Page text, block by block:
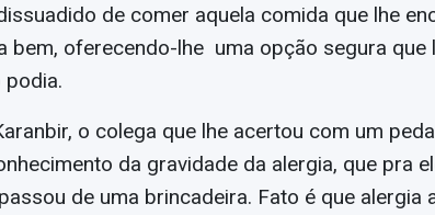
de comer aquela comida que lhe
bem, oferecendo-lhe uma opção segura
podia.
o colega que lhe acertou com um
da gravidade da alergia, que pra
de uma brincadeira. Fato é que alergia